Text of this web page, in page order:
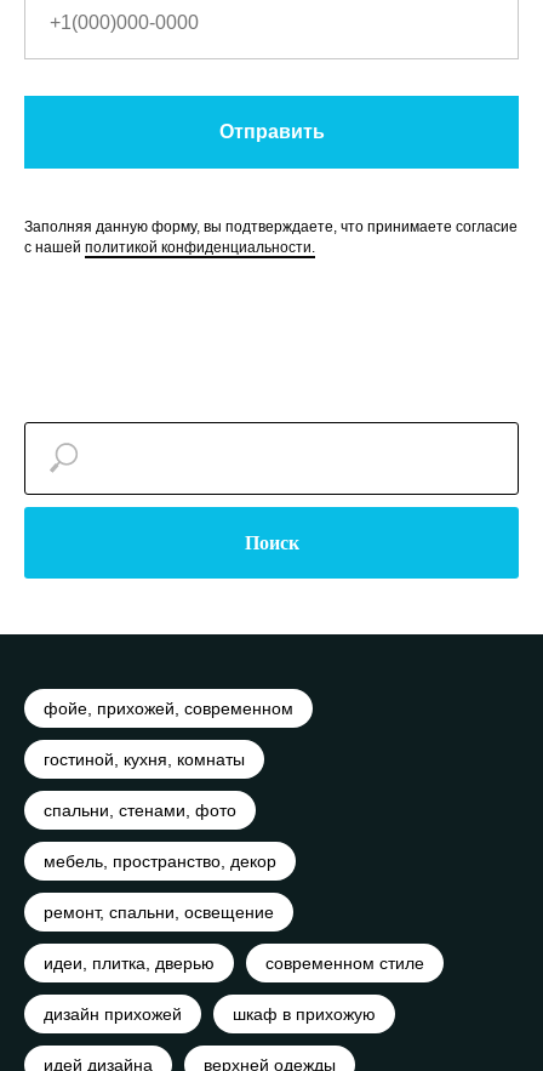
Отправить
Заполняя данную форму, вы подтверждаете, что принимаете согласие
с нашей политикой конфиденциальности.
Поиск
фойе, прихожей, современном
гостиной, кухня, комнаты
спальни, стенами, фото
мебель, пространство, декор
ремонт, спальни, освещение
идеи, плитка, дверью современном стиле
дизайн прихожей шкаф в прихожую
идей дизайна верхней одежды